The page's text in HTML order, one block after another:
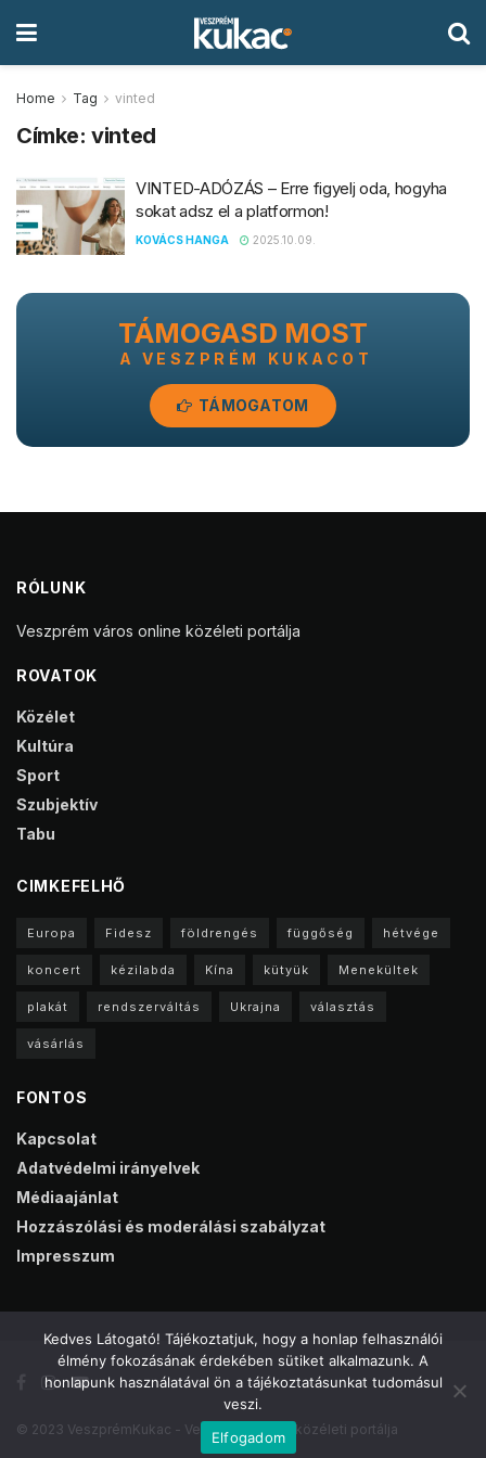
Home Tag vinted
Címke:vinted
VINTED-ADÓZÁS – Erre figyelj oda, hogyha
sokat adsz el a platformon!
KOVÁCS HANGA 2025.10.09.
TÁMOGASD MOST
A VESZPRÉM KUKACOT
TÁMOGATOM
RÓLUNK
Veszprém város online közéleti portálja
ROVATOK
Közélet
Kultúra
Sport
Szubjektív
Tabu
CIMKEFELHŐ
Europa Fidesz földrengés függőség hétvége
koncert kézilabda Kína kütyük Menekültek
plakát rendszerváltás Ukrajna választás
vásárlás
FONTOS
Kapcsolat
Adatvédelmi irányelvek
Médiaajánlat
Hozzászólási és moderálási szabályzat
Impresszum
© 2023 VeszprémKukac - Veszprém online közéleti portálja
Kedves Látogató! Tájékoztatjuk, hogy a honlap felhasználói
élmény fokozásának érdekében sütiket alkalmazunk. A
honlapunk használatával ön a tájékoztatásunkat tudomásul
veszi.
Elfogadom